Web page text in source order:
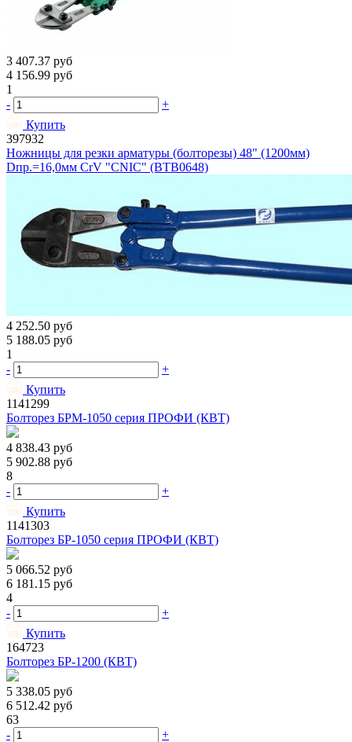
3 407.37 руб
4 156.99 руб
1
-
+
Купить
397932
Ножницы для резки арматуры (болторезы) 48" (1200мм)
Dпр.=16,0мм CrV "CNIC" (BТB0648)
4 252.50 руб
5 188.05 руб
1
-
+
Купить
1141299
Болторез БРМ-1050 серия ПРОФИ (КВТ)
4 838.43 руб
5 902.88 руб
8
-
+
Купить
1141303
Болторез БР-1050 серия ПРОФИ (КВТ)
5 066.52 руб
6 181.15 руб
4
-
+
Купить
164723
Болторез БР-1200 (КВТ)
5 338.05 руб
6 512.42 руб
63
-
+